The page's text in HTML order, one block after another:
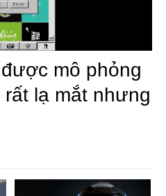
Video
mô phỏng
lạ mắt nhưng